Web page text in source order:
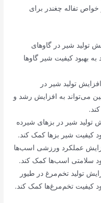
خواص تفاله چغندر برای
تولید شیر در گاوهای
بهبود کیفیت شیر گاوها
تولید شیر در
می‌تواند به افزایش رشد و
تولید شیر در بزهای شیرده
کیفیت شیر بزها کمک کند.
عملکرد ورزشی اسب‌ها
سلامتی اسب‌ها کمک کند.
تولید تخم‌مرغ در طیور
کیفیت تخم‌مرغ‌ها کمک کند.